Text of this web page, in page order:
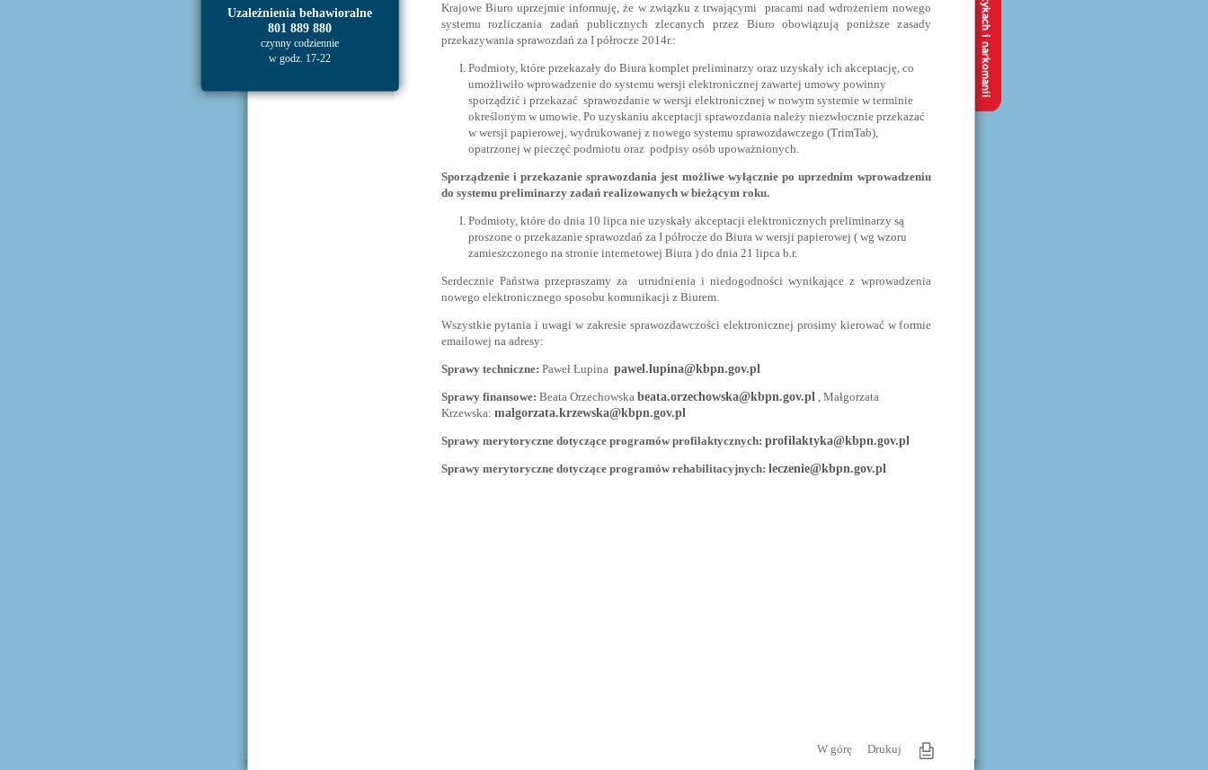
Uzależnienia behawioralne
801 889 880
czynny codziennie
w godz. 17-22
Krajowe Biuro uprzejmie informuję, że w związku z trwającymi pracami nad wdrożeniem nowego
systemu rozliczania zadań publicznych zlecanych przez Biuro obowiązują poniższe zasady
przekazywania sprawozdań za I półrocze 2014r.:
Podmioty, które przekazały do Biura komplet preliminarzy oraz uzyskały ich akceptację, co
umożliwiło wprowadzenie do systemu wersji elektronicznej zawartej umowy powinny
sporządzić i przekazać sprawozdanie w wersji elektronicznej w nowym systemie w terminie
określonym w umowie. Po uzyskaniu akceptacji sprawozdania należy niezwłocznie przekazać
w wersji papierowej, wydrukowanej z nowego systemu sprawozdawczego (TrimTab),
opatrzonej w pieczęć podmiotu oraz podpisy osób upoważnionych.
Sporządzenie i przekazanie sprawozdania jest możliwe wyłącznie po uprzednim wprowadzeniu
do systemu preliminarzy zadań realizowanych w bieżącym roku.
Podmioty, które do dnia 10 lipca nie uzyskały akceptacji elektronicznych preliminarzy są
proszone o przekazanie sprawozdań za I półrocze do Biura w wersji papierowej ( wg wzoru
zamieszczonego na stronie internetowej Biura ) do dnia 21 lipca b.r.
Serdecznie Państwa przepraszamy za utrudnienia i niedogodności wynikające z wprowadzenia
nowego elektronicznego sposobu komunikacji z Biurem.
Wszystkie pytania i uwagi w zakresie sprawozdawczości elektronicznej prosimy kierować w formie
emailowej na adresy:
Sprawy techniczne: Paweł Łupina pawel.lupina@kbpn.gov.pl
Sprawy finansowe: Beata Orzechowska beata.orzechowska@kbpn.gov.pl, Małgorzata
Krzewska: malgorzata.krzewska@kbpn.gov.pl
Sprawy merytoryczne dotyczące programów profilaktycznych: profilaktyka@kbpn.gov.pl
Sprawy merytoryczne dotyczące programów rehabilitacyjnych: leczenie@kbpn.gov.pl
W górę Drukuj